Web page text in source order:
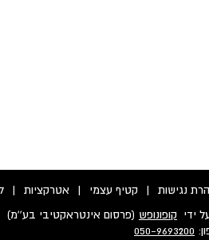
נגישות | קטיף עצמי | אטרקציות |
ידי קופונופש (פרסום אינטראקטיבי בע''מ)
050-9693200